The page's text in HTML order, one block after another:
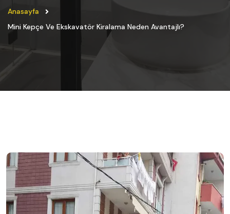
Anasayfa
Mini Kepçe Ve Ekskavatör Kiralama Neden Avantajlı?